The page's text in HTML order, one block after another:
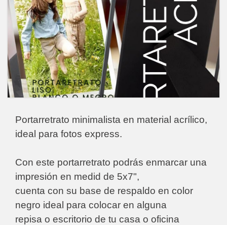
Portarretrato minimalista en material acrílico,
ideal para fotos express.
Con este portarretrato podrás enmarcar una
impresión en medid de 5x7",
cuenta con su base de respaldo en color
negro ideal para colocar en alguna
repisa o escritorio de tu casa o oficina